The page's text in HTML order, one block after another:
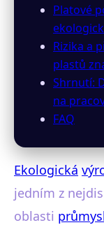
Platové
Rizika a
plastů
Shrnutí:
na
FAQ
Ekologická
jedním z
oblasti